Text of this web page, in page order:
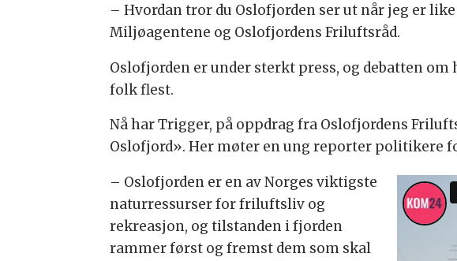
– Hvordan tror du Oslofjorden ser ut når jeg er
Miljøagentene og Oslofjordens Friluftsråd.
Oslofjorden er under sterkt press, og debatten
folk flest.
Nå har Trigger, på oppdrag fra Oslofjordens
Oslofjord». Her møter en ung reporter politikere
– Oslofjorden er en av Norges viktigste
naturressurser for friluftsliv og
rekreasjon, og tilstanden i fjorden
rammer først og fremst dem som skal